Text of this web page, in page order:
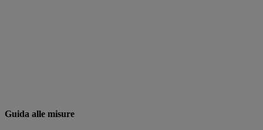
Guida alle misure